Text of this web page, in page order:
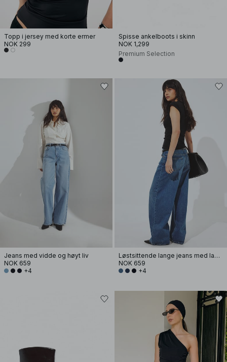
Topp i jersey med korte ermer
NOK 299
Spisse ankelboots i skinn
NOK 1,299
Premium Selection
Jeans med vidde og høyt liv
NOK 659
+4
Løstsittende lange jeans med lavt liv
NOK 659
+4